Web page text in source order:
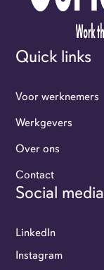
Quick links
Voor werknemers
Werkgevers
Over ons
Contact
Social media
LinkedIn
Instagram